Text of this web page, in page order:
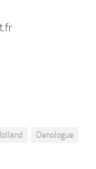
Oenologue